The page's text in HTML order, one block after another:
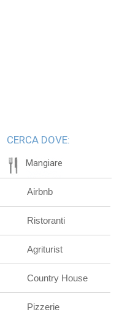
CERCA DOVE:
Mangiare
Airbnb
Ristoranti
Agriturist
Country House
Pizzerie